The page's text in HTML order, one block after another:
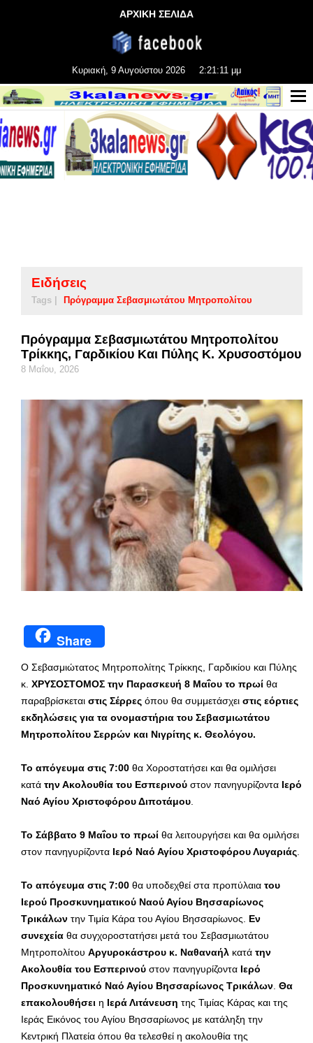
ΑΡΧΙΚΗ ΣΕΛΙΔΑ
Κυριακή, 9 Αυγούστου 2026 2:21:11 μμ
Ειδήσεις
Tags | Πρόγραμμα Σεβασμιωτάτου Μητροπολίτου
Πρόγραμμα Σεβασμιωτάτου Μητροπολίτου
Τρίκκης, Γαρδικίου Και Πύλης Κ. Χρυσοστόμου
8 Μαΐου, 2026
Share
Ο Σεβασμιώτατος Μητροπολίτης Τρίκκης, Γαρδικίου και Πύλης
κ. ΧΡΥΣΟΣΤΟΜΟΣ την Παρασκευή 8 Μαΐου το πρωί θα
παραβρίσκεται στις Σέρρες όπου θα συμμετάσχει στις εόρτιες
εκδηλώσεις για τα ονομαστήρια του Σεβασμιωτάτου
Μητροπολίτου Σερρών και Νιγρίτης κ. Θεολόγου.
Το απόγευμα στις 7:00 θα Χοροστατήσει και θα ομιλήσει
κατά την Ακολουθία του Εσπερινού στον πανηγυρίζοντα Ιερό
Ναό Αγίου Χριστοφόρου Διποτάμου
Το Σάββατο 9 Μαΐου το πρωί θα λειτουργήσει και θα ομιλήσει
στον πανηγυρίζοντα Ιερό Ναό Αγίου Χριστοφόρου Λυγαριάς
Το απόγευμα στις 7:00 θα υποδεχθεί στα προπύλαια του
Ιερού Προσκυνηματικού Ναού Αγίου Βησσαρίωνος
Τρικάλων την Τιμία Κάρα του Αγίου Βησσαρίωνος. Εν
συνεχεία θα συγχοροστατήσει μετά του Σεβασμιωτάτου
Μητροπολίτου Αργυροκάστρου κ. Ναθαναήλ κατά την
Ακολουθία του Εσπερινού στον πανηγυρίζοντα Ιερό
Προσκυνηματικό Ναό Αγίου Βησσαρίωνος Τρικάλων Θα
επακολουθήσει η Ιερά Λιτάνευση της Τιμίας Κάρας και της
Ιεράς Εικόνος του Αγίου Βησσαρίωνος με κατάληξη την
Κεντρική Πλατεία όπου θα τελεσθεί η ακολουθία της